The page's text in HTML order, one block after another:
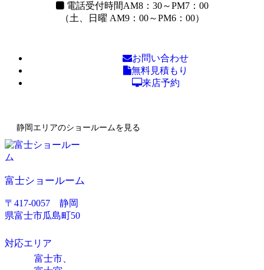
電話受付時間AM8：30～PM7：00
（土、日曜 AM9：00～PM6：00）
お問い合わせ
無料見積もり
来店予約
静岡エリアのショールームを見る
富士ショールーム
〒417-0057 静岡
県富士市瓜島町50
対応エリア
富士市、